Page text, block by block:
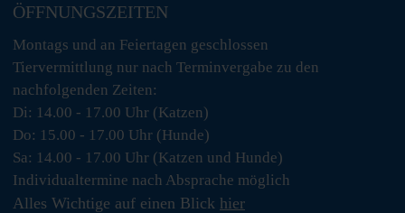
ÖFFNUNGSZEITEN
Montags und an Feiertagen geschlossen
Tiervermittlung nur nach Terminvergabe zu den
nachfolgenden Zeiten:
Di: 14.00 - 17.00 Uhr (Katzen)
Do: 15.00 - 17.00 Uhr (Hunde)
Sa: 14.00 - 17.00 Uhr (Katzen und Hunde)
Individualtermine nach Absprache möglich
Alles Wichtige auf einen Blick hier